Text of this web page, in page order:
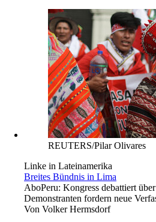
REUTERS/Pilar Olivares
Linke in Lateinamerika
Breites Bündnis in Lima
AboPeru: Kongress debattiert
Demonstranten fordern neue
Von Volker Hermsdorf